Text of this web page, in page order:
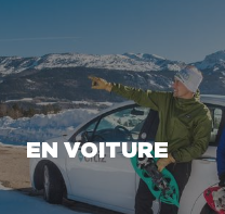
EN VOITURE